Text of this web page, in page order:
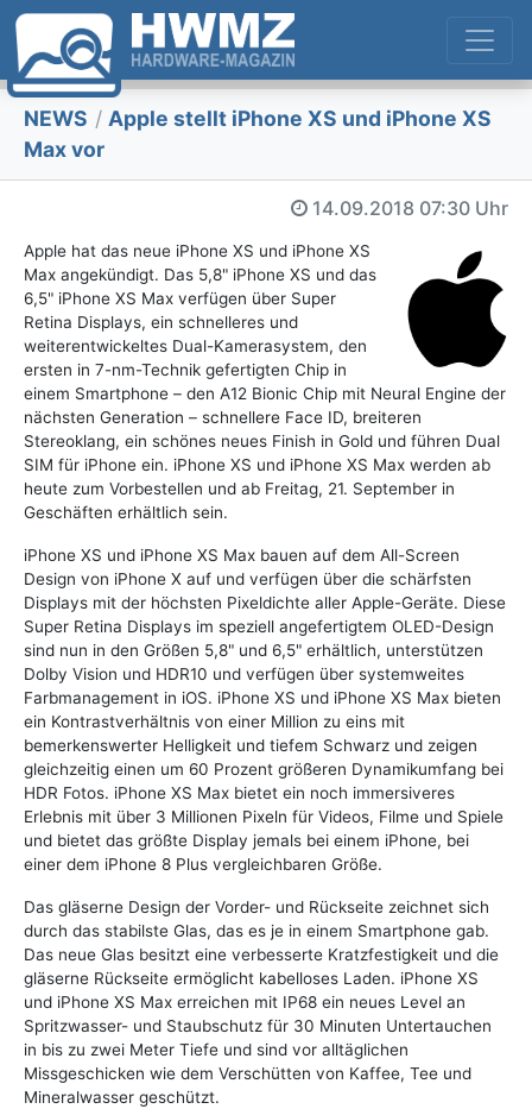
NEWS / Apple stellt iPhone XS und iPhone XS
Max vor
14.09.2018 07:30 Uhr
Apple hat das neue iPhone XS und iPhone XS
Max angekündigt. Das 5,8" iPhone XS und das
6,5" iPhone XS Max verfügen über Super
Retina Displays, ein schnelleres und
weiterentwickeltes Dual-Kamerasystem, den
ersten in 7-nm-Technik gefertigten Chip in
einem Smartphone – den A12 Bionic Chip mit Neural Engine der
nächsten Generation – schnellere Face ID, breiteren
Stereoklang, ein schönes neues Finish in Gold und führen Dual
SIM für iPhone ein. iPhone XS und iPhone XS Max werden ab
heute zum Vorbestellen und ab Freitag, 21. September in
Geschäften erhältlich sein.
iPhone XS und iPhone XS Max bauen auf dem All-Screen
Design von iPhone X auf und verfügen über die schärfsten
Displays mit der höchsten Pixeldichte aller Apple-Geräte. Diese
Super Retina Displays im speziell angefertigtem OLED-Design
sind nun in den Größen 5,8" und 6,5" erhältlich, unterstützen
Dolby Vision und HDR10 und verfügen über systemweites
Farbmanagement in iOS. iPhone XS und iPhone XS Max bieten
ein Kontrastverhältnis von einer Million zu eins mit
bemerkenswerter Helligkeit und tiefem Schwarz und zeigen
gleichzeitig einen um 60 Prozent größeren Dynamikumfang bei
HDR Fotos. iPhone XS Max bietet ein noch immersiveres
Erlebnis mit über 3 Millionen Pixeln für Videos, Filme und Spiele
und bietet das größte Display jemals bei einem iPhone, bei
einer dem iPhone 8 Plus vergleichbaren Größe.
Das gläserne Design der Vorder- und Rückseite zeichnet sich
durch das stabilste Glas, das es je in einem Smartphone gab.
Das neue Glas besitzt eine verbesserte Kratzfestigkeit und die
gläserne Rückseite ermöglicht kabelloses Laden. iPhone XS
und iPhone XS Max erreichen mit IP68 ein neues Level an
Spritzwasser- und Staubschutz für 30 Minuten Untertauchen
in bis zu zwei Meter Tiefe und sind vor alltäglichen
Missgeschicken wie dem Verschütten von Kaffee, Tee und
Mineralwasser geschützt.